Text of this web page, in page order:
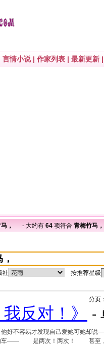
言情小说| 作家列表 | 最新更新
马， - 大约有 64 项符合 青梅竹马，
社 按推荐星级
分页
我反对！》 -
不容易才发现自己爱她可她却
的车—— 是两次！两次！ 甚至，